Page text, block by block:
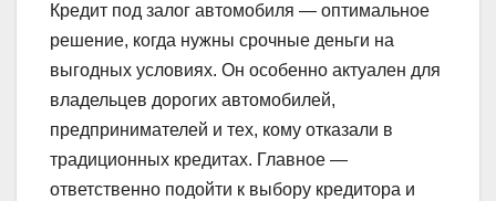
Кредит под залог автомобиля — оптимальное
решение, когда нужны срочные деньги на
выгодных условиях. Он особенно актуален для
владельцев дорогих автомобилей,
предпринимателей и тех, кому отказали в
традиционных кредитах. Главное —
ответственно подойти к выбору кредитора и